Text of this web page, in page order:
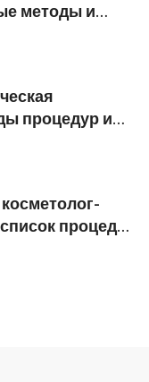
методы и
процедур и
процедур